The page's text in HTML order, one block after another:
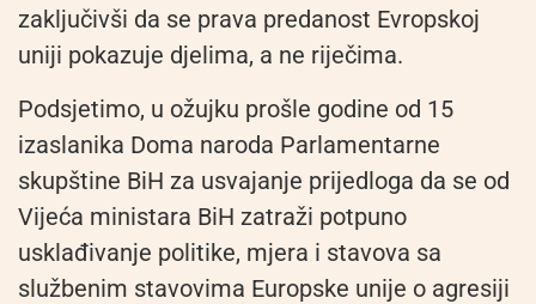
zaključivši da se prava predanost Evropskoj
uniji pokazuje djelima, a ne riječima.
Podsjetimo, u ožujku prošle godine od 15
izaslanika Doma naroda Parlamentarne
skupštine BiH za usvajanje prijedloga da se od
Vijeća ministara BiH zatraži potpuno
usklađivanje politike, mjera i stavova sa
službenim stavovima Europske unije o agresiji